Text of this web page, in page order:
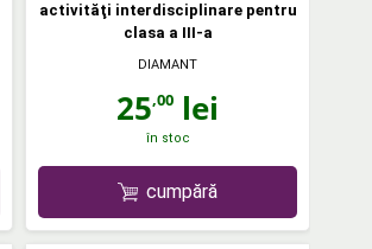
activităţi interdisciplinare pentru
clasa a III-a
DIAMANT
25,00 lei
în stoc
cumpără